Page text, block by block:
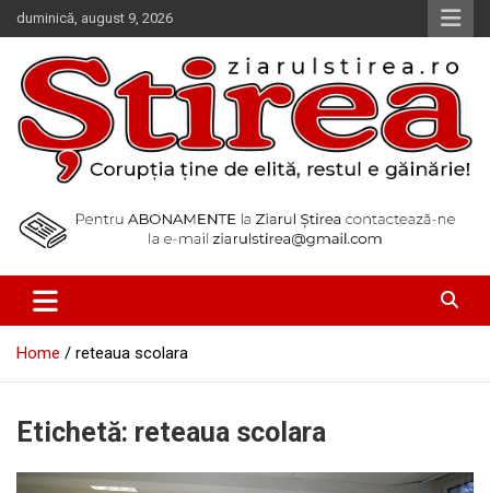
Skip
to
content
duminică, august 9, 2026
Ziarul Știrea
Home reteaua scolara
Etichetă: reteaua scolara